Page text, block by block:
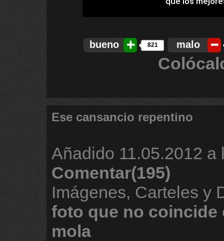
bueno 821 malo
Ese cansancio repentino
Añadido 11.05.2012 a
Comentar(195)
Imágenes, Carteles y
foto que no coincide
mola